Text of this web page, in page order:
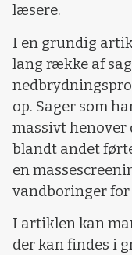
læsere.
I en grundig
lang række af
op. Sager som
massivt henover
blandt andet
en
vandboringer for
I artiklen kan
der kan findes i